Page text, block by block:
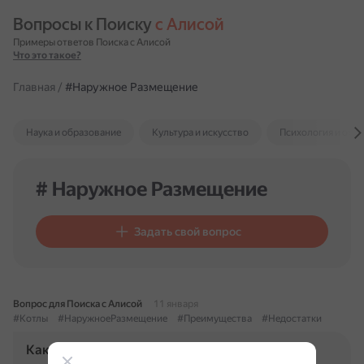
Вопросы к Поиску с Алисой
Примеры ответов Поиска с Алисой
Что это такое?
Главная / #Наружное Размещение
Наука и образование Культура и искусство Психология и
# Наружное Размещение
Задать свой вопрос
Вопрос для Поиска с Алисой
11 января
#Котлы
#НаружноеРазмещение #Преимущества #Недостатки
Каковы преимущества и недостатки